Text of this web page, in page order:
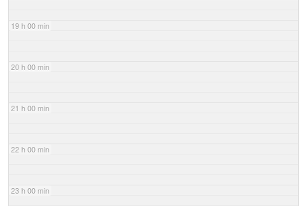
19 h 00 min
20 h 00 min
21 h 00 min
22 h 00 min
23 h 00 min